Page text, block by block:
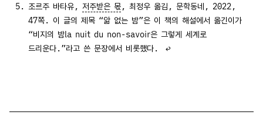
조르주 바타유, 저주받은 몫, 최정우 옮김, 문학동네, 2022,
47쪽. 이 글의 제목 “앎 없는 밤”은 이 책의 해설에서 옮긴이가
“비지의 밤la nuit du non-savoir은 그렇게 세계로
드리운다.”라고 쓴 문장에서 비롯했다.
↩